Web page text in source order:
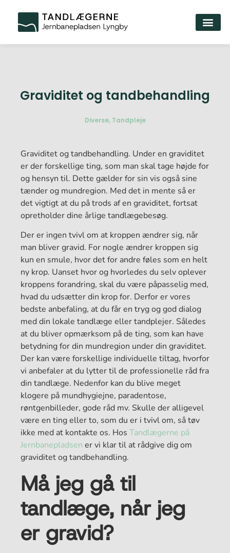
Graviditet og tandbehandling
Diverse, Tandpleje
Graviditet og tandbehandling. Under en graviditet
er der forskellige ting, som man skal tage højde for
og hensyn til. Dette gælder for sin vis også sine
tænder og mundregion. Med det in mente så er
det vigtigt at du på trods af en graviditet, fortsat
opretholder dine årlige tandlægebesøg.
Der er ingen tvivl om at kroppen ændrer sig, når
man bliver gravid. For nogle ændrer kroppen sig
kun en smule, hvor det for andre føles som en helt
ny krop. Uanset hvor og hvorledes du selv oplever
kroppens forandring, skal du være påpasselig med,
hvad du udsætter din krop for. Derfor er vores
bedste anbefaling, at du får en tryg og god dialog
med din lokale tandlæge eller tandplejer. Således
at du bliver opmærksom på de ting, som kan have
betydning for din mundregion under din graviditet.
Der kan være forskellige individuelle tiltag, hvorfor
vi anbefaler at du lytter til de professionelle råd fra
din tandlæge. Nedenfor kan du blive meget
klogere på mundhygiejne, paradentose,
røntgenbilleder, gode råd mv. Skulle der alligevel
være en ting eller to, som du er i tvivl om, så tøv
ikke med at kontakte os. Hos Tandlægerne på
Jernbanepladsen er vi klar til at rådgive dig om
graviditet og tandbehandling.
Må jeg gå til
tandlæge, når jeg
er gravid?